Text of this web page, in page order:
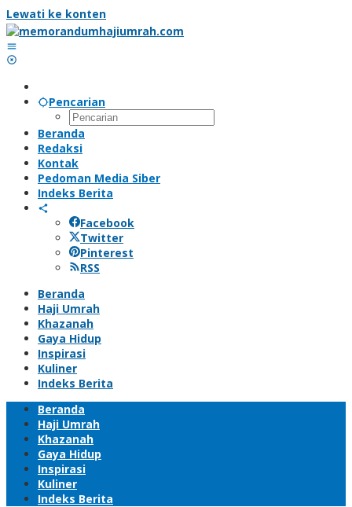
Lewati ke konten
Pencarian
Beranda
Redaksi
Kontak
Pedoman Media Siber
Indeks Berita
Facebook
Twitter
Pinterest
RSS
Beranda
Haji Umrah
Khazanah
Gaya Hidup
Inspirasi
Kuliner
Indeks Berita
Beranda
Haji Umrah
Khazanah
Gaya Hidup
Inspirasi
Kuliner
Indeks Berita